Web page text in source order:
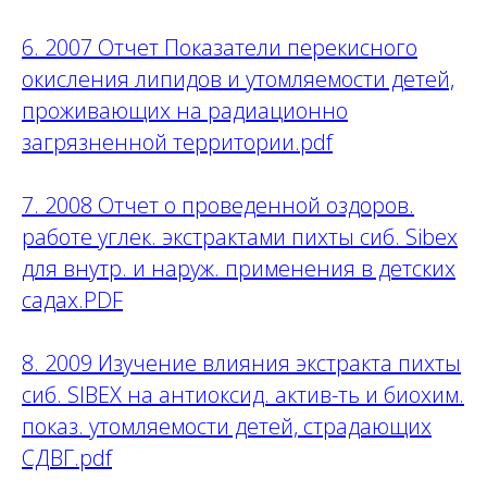
6. 2007 Отчет Показатели перекисного
окисления липидов и утомляемости детей,
проживающих на радиационно
загрязненной территории.pdf
7. 2008 Отчет о проведенной оздоров.
работе углек. экстрактами пихты сиб. Sibex
для внутр. и наруж. применения в детских
садах.PDF
8. 2009 Изучение влияния экстракта пихты
сиб. SIBEX на антиоксид. актив-ть и биохим.
показ. утомляемости детей, страдающих
СДВГ.pdf